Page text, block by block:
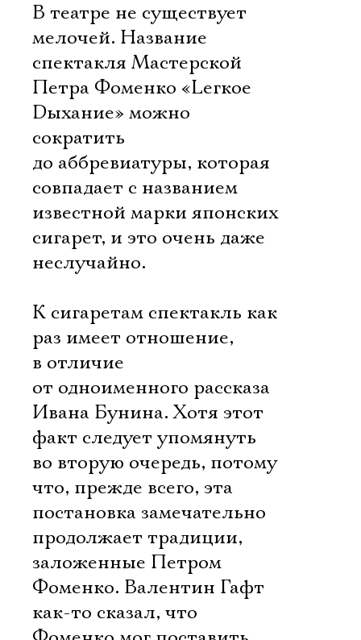
В театре не существует
мелочей. Название
спектакля Мастерской
Петра Фоменко «Lегкое
Dыхание» можно
сократить
до аббревиатуры, которая
совпадает с названием
известной марки японских
сигарет, и это очень даже
неслучайно.
К сигаретам спектакль как
раз имеет отношение,
в отличие
от одноименного рассказа
Ивана Бунина. Хотя этот
факт следует упомянуть
во вторую очередь, потому
что, прежде всего, эта
постановка замечательно
продолжает традиции,
заложенные Петром
Фоменко. Валентин Гафт
как-то сказал, что